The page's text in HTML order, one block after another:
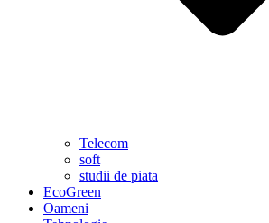
Telecom
soft
studii de piata
EcoGreen
Oameni